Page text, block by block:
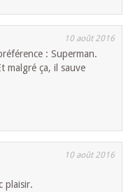
10 août 2016
: Superman.
malgré ça, il sauve
10 août 2016
plaisir.